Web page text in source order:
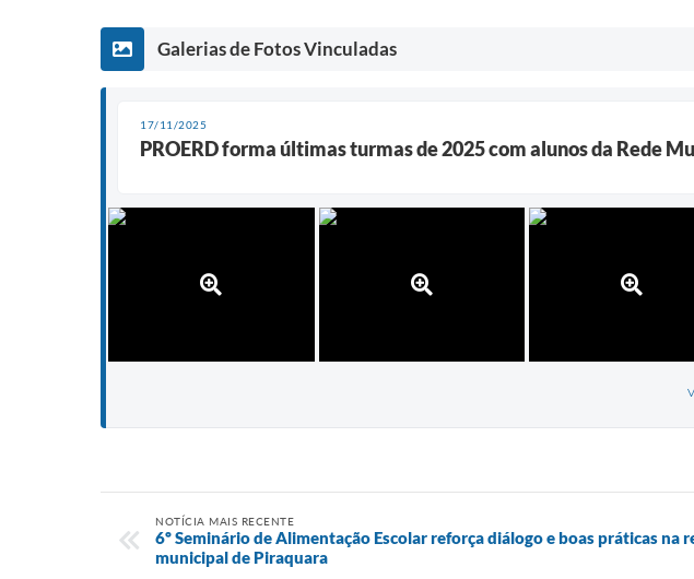
Galerias de Fotos Vinculadas
17/11/2025
PROERD forma últimas turmas de 2025 com alunos da Rede
NOTÍCIA MAIS RECENTE
6º Seminário de Alimentação Escolar reforça diálogo e boas práticas na
municipal de Piraquara